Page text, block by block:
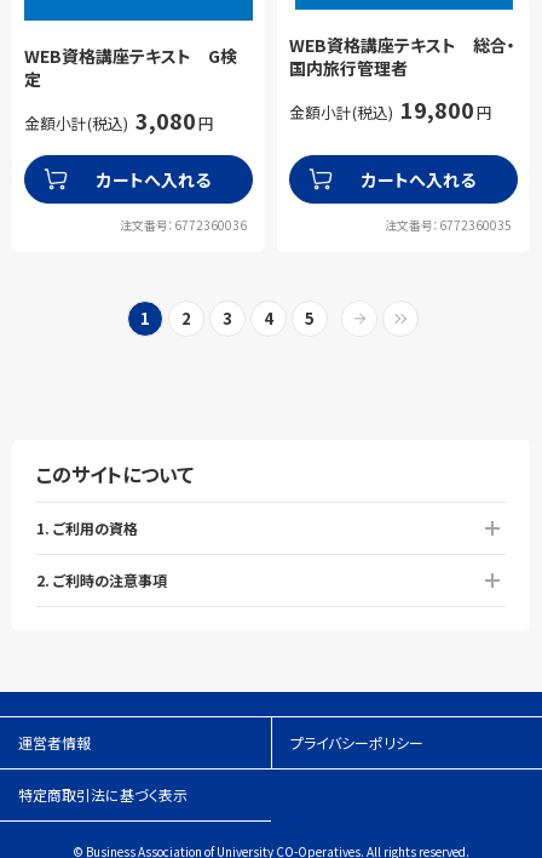
WEB資格講座テキスト G検
定
金額小計(税込) 3,080円
カートへ入れる
注文番号：6772360036
WEB資格講座テキスト 総合・
国内旅行管理者
金額小計(税込) 19,800円
カートへ入れる
注文番号：6772360035
1 2 3 4 5
このサイトについて
1. ご利用の資格
2. ご利時の注意事項
運営者情報 プライバシーポリシー
特定商取引法に基づく表示
© Business Association of University CO-Operatives. All rights reserved.